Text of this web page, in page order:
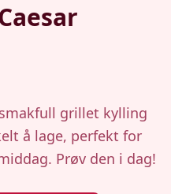
grillet kylling
å lage, perfekt for
Prøv den i dag!